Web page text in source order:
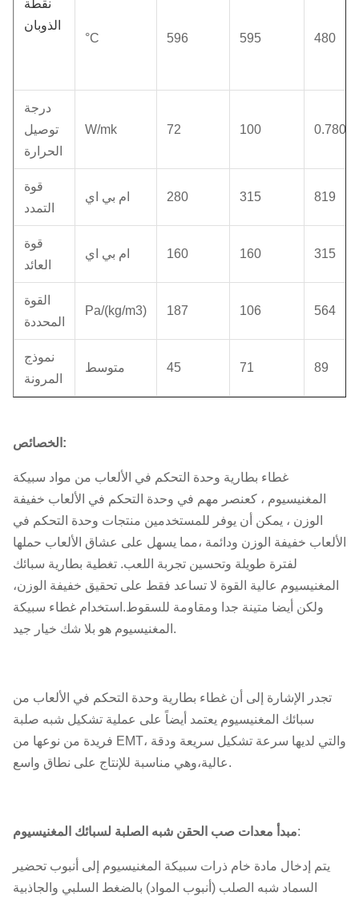
نقطة
الذوبان
°C
596 595 480
درجة
توصيل
الحرارة
W/mk 72 100 0.7803
قوة
التمدد
ام بي اي 280 315 819
قوة
العائد
ام بي اي 160 160 315
القوة
المحددة
Pa/(kg/m3) 187 106 564
نموذج
المرونة
متوسط 45 71 89
الخصائص:
غطاء بطارية وحدة التحكم في الألعاب من مواد سبيكة
المغنيسيوم ، كعنصر مهم في وحدة التحكم في الألعاب خفيفة
الوزن ، يمكن أن يوفر للمستخدمين منتجات وحدة التحكم في
الألعاب خفيفة الوزن ودائمة ،مما يسهل على عشاق الألعاب حملها
لفترة طويلة وتحسين تجربة اللعب. تغطية بطارية سبائك
المغنيسيوم عالية القوة لا تساعد فقط على تحقيق خفيفة الوزن،
ولكن أيضا متينة جدا ومقاومة للسقوط.استخدام غطاء سبيكة
المغنيسيوم هو بلا شك خيار جيد.
تجدر الإشارة إلى أن غطاء بطارية وحدة التحكم في الألعاب من
سبائك المغنيسيوم يعتمد أيضاً على عملية تشكيل شبه صلبة
فريدة من نوعها من EMT، والتي لديها سرعة تشكيل سريعة ودقة
عالية،وهي مناسبة للإنتاج على نطاق واسع.
مبدأ معدات صب الحقن شبه الصلبة لسبائك المغنيسيوم:
يتم إدخال مادة خام ذرات سبيكة المغنيسيوم إلى أنبوب تحضير
السماد شبه الصلب (أنبوب المواد) بالضغط السلبي والجاذبية